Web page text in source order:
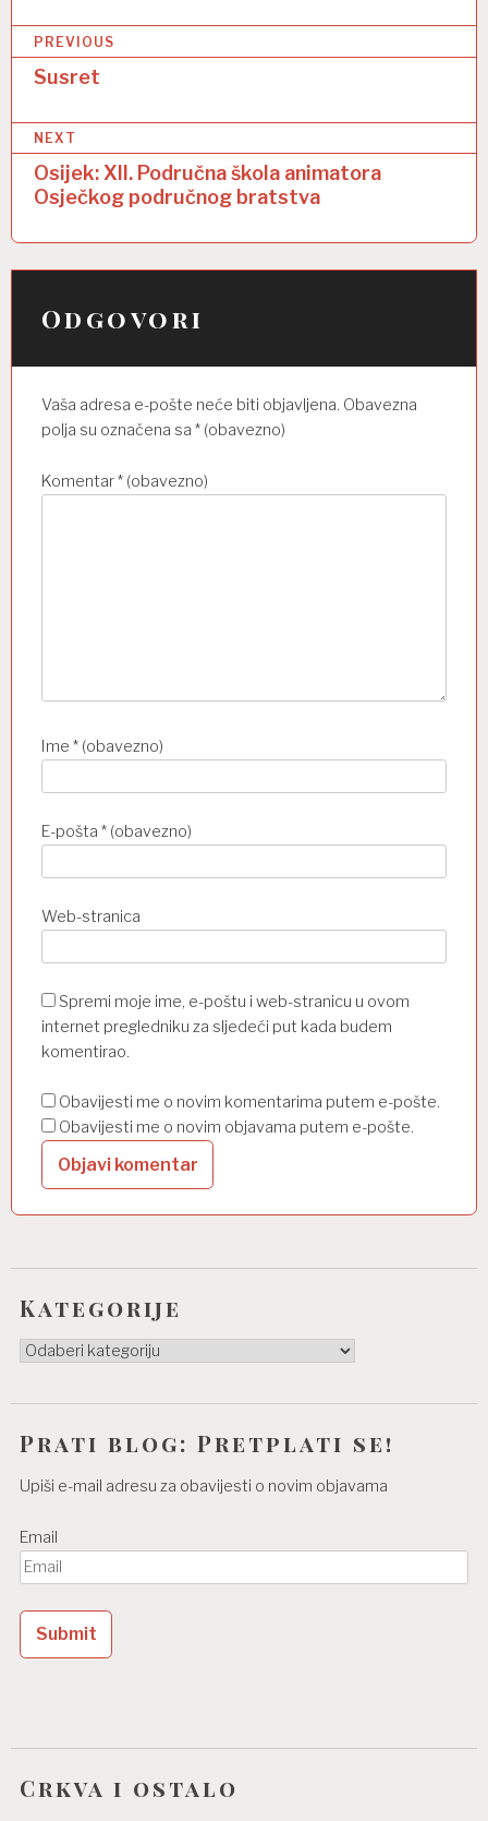
N
a
v
i
g
a
PREVIOUS
Susret
NEXT
Osijek: XII. Područna škola animatora
Osječkog područnog bratstva
Odgovori
Vaša adresa e-pošte neće biti objavljena. Obavezna
polja su označena sa * (obavezno)
Komentar* (obavezno)
Ime * (obavezno)
E-pošta * (obavezno)
Web-stranica
Spremi moje ime, e-poštu i web-stranicu u ovom
internet pregledniku za sljedeći put kada budem
komentirao.
Obavijesti me o novim komentarima putem e-pošte.
Obavijesti me o novim objavama putem e-pošte.
Kategorije
Kategorije
Prati blog: Pretplati se!
Upiši e-mail adresu za obavijesti o novim objavama
Email
Crkva i ostalo